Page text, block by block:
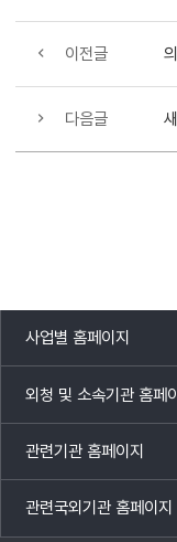
이전글
다음글
사업별 홈페이지
목록
열기
외청 및 소속기관 홈페
목록
열기
관련기관 홈페이지
목록
열기
관련국외기관 홈페이지
목록